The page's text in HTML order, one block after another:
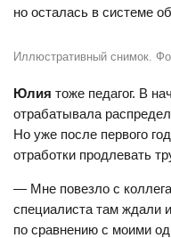
но осталась в системе
Иллюстративный снимок.
Юлия тоже педагог. В
отрабатывала
Но уже после первого
отработки продлевать
— Мне повезло с
специалиста там ждали
по сравнению с моими